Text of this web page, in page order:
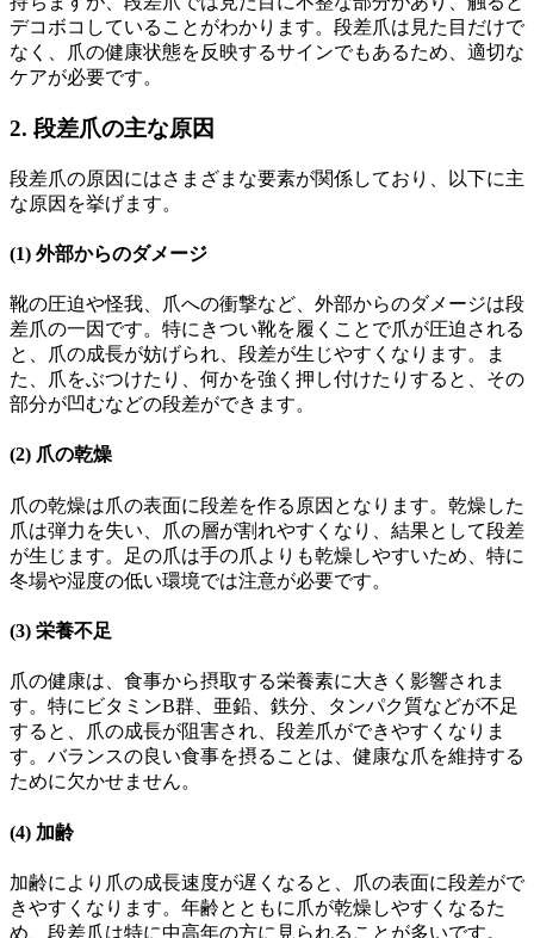
デコボコしていることがわかります。段差爪は見た目だけで
なく、爪の健康状態を反映するサインでもあるため、適切な
ケアが必要です。
2. 段差爪の主な原因
段差爪の原因にはさまざまな要素が関係しており、以下に主
な原因を挙げます。
(1) 外部からのダメージ
靴の圧迫や怪我、爪への衝撃など、外部からのダメージは段
差爪の一因です。特にきつい靴を履くことで爪が圧迫される
と、爪の成長が妨げられ、段差が生じやすくなります。ま
た、爪をぶつけたり、何かを強く押し付けたりすると、その
部分が凹むなどの段差ができます。
(2) 爪の乾燥
爪の乾燥は爪の表面に段差を作る原因となります。乾燥した
爪は弾力を失い、爪の層が割れやすくなり、結果として段差
が生じます。足の爪は手の爪よりも乾燥しやすいため、特に
冬場や湿度の低い環境では注意が必要です。
(3) 栄養不足
爪の健康は、食事から摂取する栄養素に大きく影響されま
す。特にビタミンB群、亜鉛、鉄分、タンパク質などが不足
すると、爪の成長が阻害され、段差爪ができやすくなりま
す。バランスの良い食事を摂ることは、健康な爪を維持する
ために欠かせません。
(4) 加齢
加齢により爪の成長速度が遅くなると、爪の表面に段差がで
きやすくなります。年齢とともに爪が乾燥しやすくなるた
め、段差爪は特に中高年の方に見られることが多いです。